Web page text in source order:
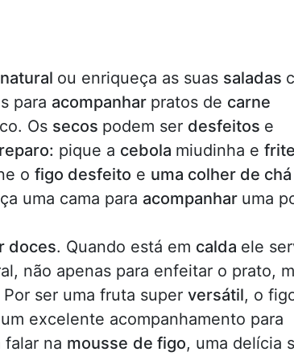
natural ou enriqueça as suas saladas
para acompanhar pratos de carne
Os secos podem ser desfeitos e
pique a cebola miudinha e frite
o figo desfeito e uma colher de
uma cama para acompanhar uma
doces. Quando está em calda ele
não apenas para enfeitar o prato,
ser uma fruta super versátil, o
excelente acompanhamento para
falar na mousse de figo, uma delícia